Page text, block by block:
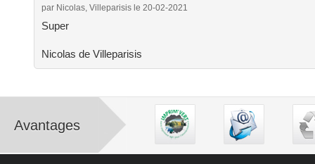
par Nicolas, Villeparisis le 20-02-2021
Super
Nicolas de Villeparisis
Avantages